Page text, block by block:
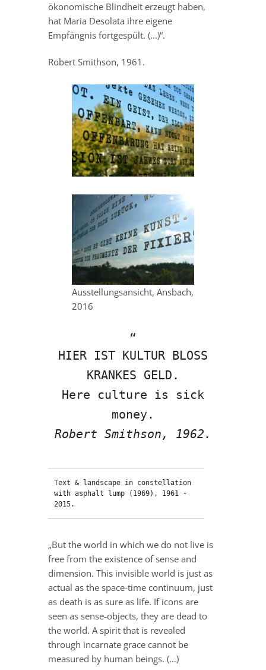
ökonomische Blindheit erzeugt haben,
hat Maria Desolata ihre eigene
Empfängnis fortgespült. (…)“.
Robert Smithson, 1961.
Ausstellungsansicht, Ansbach,
2016
HIER IST KULTUR BLOSS
KRANKES GELD.
Here culture is sick
money.
Robert Smithson, 1962.
Text & landscape in constellation
with asphalt lump (1969), 1961 -
2015.
„But the world in which we do not live is
free from the existence of sense and
dimension. This invisible world is just as
actual as the space-time continuum, just
as death is as sure as life. If icons are
seen as sense-objects, they are dead to
the world. A spirit that is revealed
through incarnate grace cannot be
measured by human beings. (…)